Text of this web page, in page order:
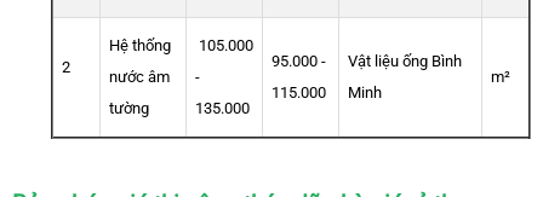
2
Hệ thống
nước âm
tường
105.000
-
135.000
95.000 -
115.000
Vật liệu ống Bình
Minh
m²